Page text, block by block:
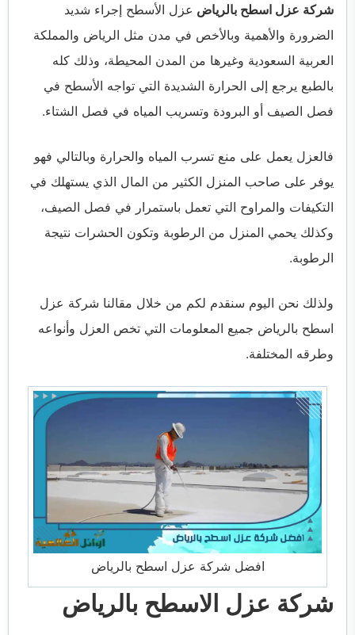
شركة عزل اسطح بالرياض عزل الأسطح إجراء شديد
الضرورة والأهمية وبالأخص في مدن مثل الرياض والمملكة
العربية السعودية وغيرها من المدن المحيطة، وذلك كله
بالطبع يرجع إلى الحرارة الشديدة التي تواجه الأسطح في
فصل الصيف أو البرودة وتسريب المياه في فصل الشتاء.
فالعزل يعمل على منع تسرب المياه والحرارة وبالتالي فهو
يوفر على صاحب المنزل الكثير من المال الذي يستهلك في
التكيفات والمراوح التي تعمل باستمرار في فصل الصيف،
وكذلك يحمي المنزل من الرطوبة وتكون الحشرات نتيجة
الرطوبة.
ولذلك نحن اليوم سنقدم لكم من خلال مقالنا شركة عزل
اسطح بالرياض جميع المعلومات التي تخص العزل وأنواعه
وطرقه المختلفة.
افضل شركة عزل اسطح بالرياض
شركة عزل الاسطح بالرياض